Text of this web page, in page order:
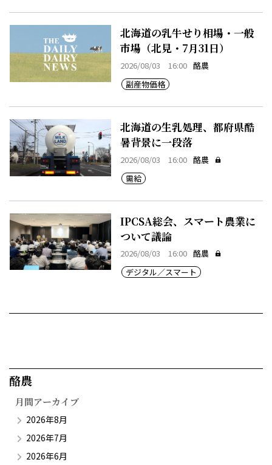
北海道の乳牛せり相場・一般
市場（北見・7月31日）
2026/08/03 16:00 酪農
副産物価格
北海道の生乳処理、都府県酷
暑背景に一段落
2026/08/03 16:00 酪農
需給
IPCSA総会、スマート農業に
ついて議論
2026/08/03 16:00 酪農
デジタル／スマート
酪農​
月間アーカイブ
2026年8月
2026年7月
2026年6月